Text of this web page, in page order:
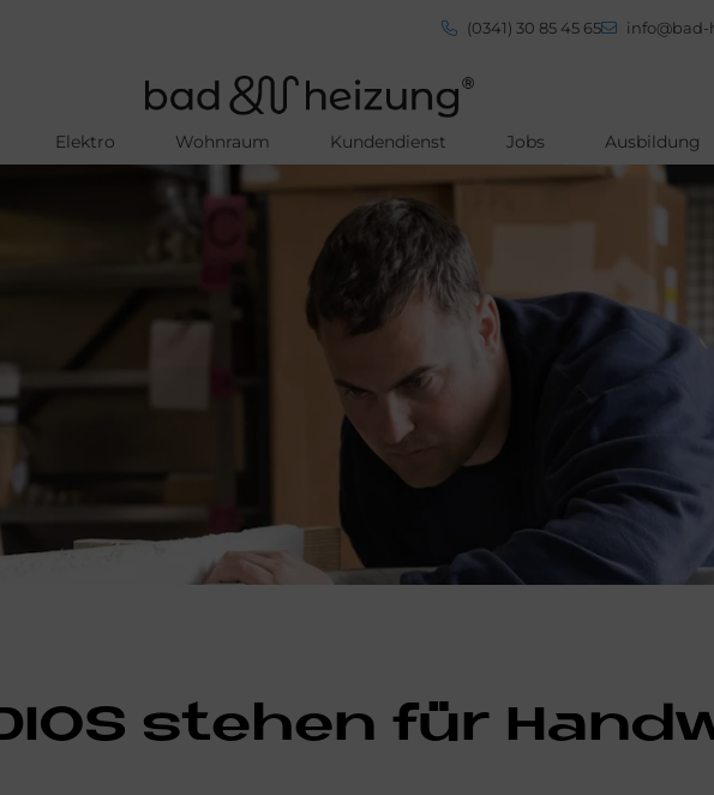
(0341) 30 85 45 65
Elektro Wohnraum Kundendienst Jobs Ausbildung
ste­hen für